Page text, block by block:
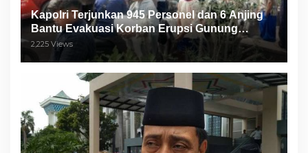
Kapolri Terjunkan 945 Personel dan 6 Anjing
Bantu Evakuasi Korban Erupsi Gunung
Semeru
2,225 Views